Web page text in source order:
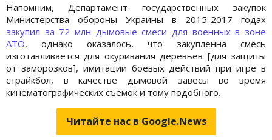
Напомним, Департамент государственных закупок
Министерства обороны Украины в 2015-2017 годах
закупил за 72 млн дымовые смеси для военных в зоне
АТО, однако оказалось, что закупленна смесь
изготавливается для окуривания деревьев [для защиты
от заморозков], имитации боевых действий при игре в
страйкбол, в качестве дымовой завесы во время
кинематографических съемок и тому подобного.
Читайте нас в Google.News